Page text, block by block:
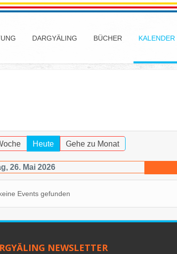
DARGYÄLING BÜCHER KALENDER
Heute Gehe zu Monat
26. Mai 2026
Events gefunden
NEWSLETTER